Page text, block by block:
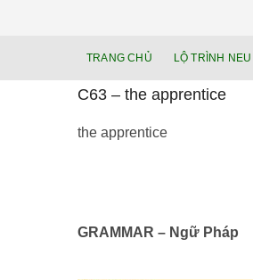
TRANG CHỦ LỘ TRÌNH NEU
C63 – the apprentice
the apprentice
GRAMMAR – Ngữ Pháp